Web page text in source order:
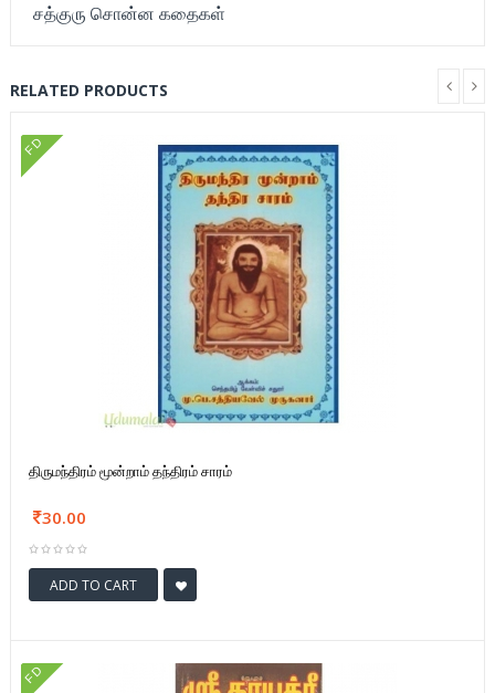
சத்குரு சொன்ன கதைகள்
RELATED PRODUCTS
FD
திருமந்திரம் மூன்றாம் தந்திரம் சாரம்
30.00
ADD TO CART
FD